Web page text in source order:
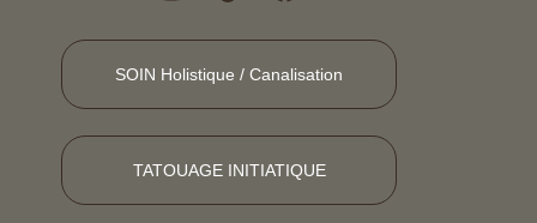
SOIN Holistique / Canalisation
TATOUAGE INITIATIQUE